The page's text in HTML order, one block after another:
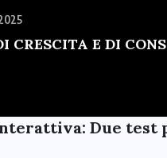
CRESCITA E DI
Due test